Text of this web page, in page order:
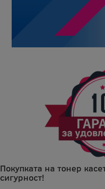
Покупката на тонер
сигурност!